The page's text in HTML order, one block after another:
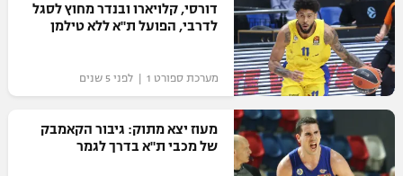
דורסי, קלויארו ובנדר מחוץ לסגל
לדרבי, הפועל ת"א ללא טילמן
מערכת ספורט 1 | לפני 5 שנים
מעוז יצא מתוק: גיבור הקאמבק
של מכבי ת"א בדרך לגמר